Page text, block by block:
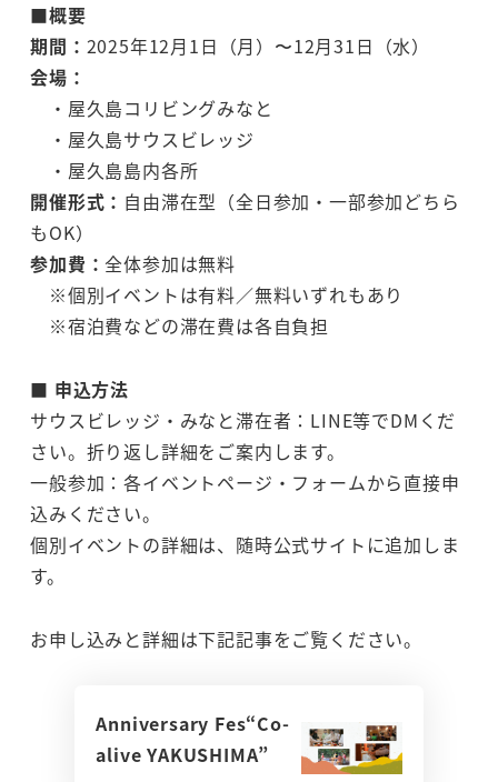
■概要
期間： 2025年12月1日（月）〜12月31日（水）
会場：
・屋久島コリビングみなと
・屋久島サウスビレッジ
・屋久島島内各所
開催形式： 自由滞在型（全日参加・一部参加どちら
もOK）
参加費： 全体参加は無料
※個別イベントは有料／無料いずれもあり
※宿泊費などの滞在費は各自負担
■ 申込方法
サウスビレッジ・みなと滞在者：LINE等でDMくだ
さい。折り返し詳細をご案内します。
一般参加：各イベントページ・フォームから直接申
込みください。
個別イベントの詳細は、随時公式サイトに追加しま
す。
お申し込みと詳細は下記記事をご覧ください。
Anniversary Fes“Co-
alive YAKUSHIMA”